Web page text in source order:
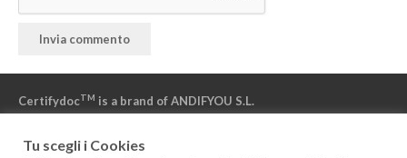
Invia commento
CertifydocTM is a brand of ANDIFYOU S.L.
Tu scegli i Cookies